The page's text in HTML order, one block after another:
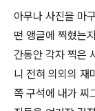
아무나 사진을 마
떤 앵글에 찍혔는
간동안 각자 찍은
니 전혀 의외의 재
쪽 구석에 내가 찌